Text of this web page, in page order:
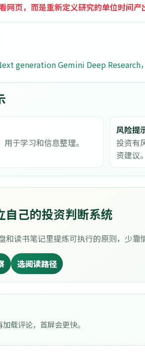
网页，而是重新定义研究的单位时间产
generation Gemini Deep Research
用于学习和信息整理。
风险提
投资有
资建议。
自己的投资判断系统
和读书笔记里提炼可执行的原则，少靠
选阅读路径
载评论，首屏会更快。